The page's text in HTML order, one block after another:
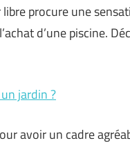
libre procure une
d’une piscine.
jardin ?
avoir un cadre